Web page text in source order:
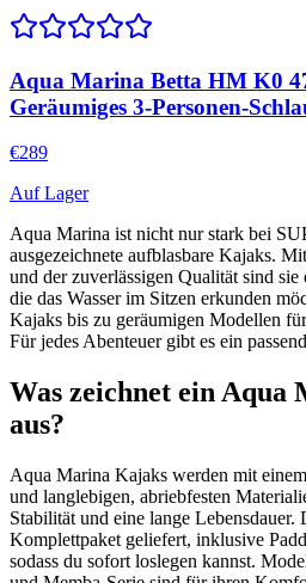
Aqua Marina Betta HM K0
Geräumiges 3-Personen-
€289
Auf Lager
Aqua Marina ist nicht nur stark bei
ausgezeichnete aufblasbare Kajaks.
und der zuverlässigen Qualität sind
die das Wasser im Sitzen erkunden
Kajaks bis zu geräumigen Modellen
Für jedes Abenteuer gibt es ein
Was zeichnet ein
aus?
Aqua Marina Kajaks werden mit
und langlebigen, abriebfesten
Stabilität und eine lange
Komplettpaket geliefert, inklusive
sodass du sofort loslegen kannst.